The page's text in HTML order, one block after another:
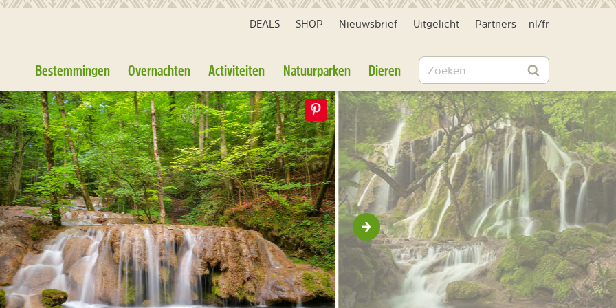
DEALS SHOP Nieuwsbrief Uitgelicht Partners nl /fr
Bestemmingen Overnachten Activiteiten Natuurparken Dieren Zoeken
Zoeken
Volgende